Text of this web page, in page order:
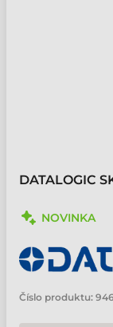
DATALOGIC
NOVINKA
Číslo produktu: